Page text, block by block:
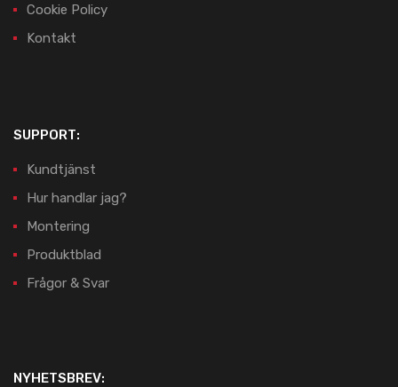
Cookie Policy
Kontakt
SUPPORT:
Kundtjänst
Hur handlar jag?
Montering
Produktblad
Frågor & Svar
NYHETSBREV: